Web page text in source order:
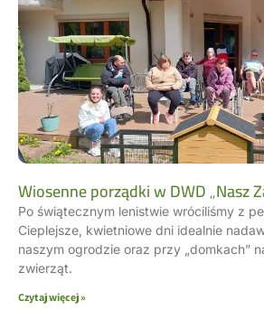
Wiosenne porządki w DWD „Nasz
Po świątecznym lenistwie wróciliśmy z
Cieplejsze, kwietniowe dni idealnie
naszym ogrodzie oraz przy „domkach”
zwierząt.
Czytaj więcej »